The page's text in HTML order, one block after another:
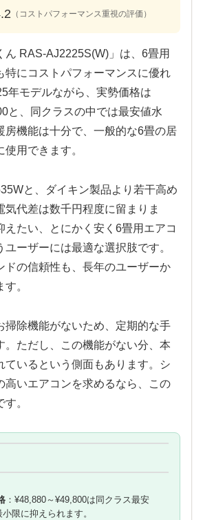
（コストパフォーマンス重視の評価）
ん RAS-AJ2225S(W)」は、6畳用
特にコストパフォーマンスに優れ
年モデルながら、実勢価格は
と、同クラスの中では最安値水
房機能は十分で、一般的な6畳の居
用できます。
と、ダイキン製品より若干高め
気代差は数千円程度に留まりま
えたい、とにかく安く6畳用エアコ
ユーザーには最適な選択肢です。
ドの信頼性も、長年のユーザーか
。
掃除機能がないため、定期的な手
。ただし、この機能がない分、本
ているという側面もあります。シ
高いエアコンを求めるなら、この
。
：¥48,880～¥49,800は同クラス最安
限に抑えられます。